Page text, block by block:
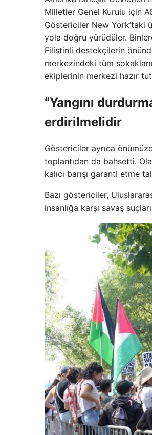
Milletler Genel Kurulu için
Göstericiler New York’taki
yola doğru yürüdüler.
Filistinli destekçilerin
merkezindeki tüm
ekiplerinin merkezi hazır
“Yangını
erdirilmelidir
Göstericiler ayrıca
toplantıdan da bahsetti.
kalıcı barışı garanti etme
Bazı göstericiler,
insanlığa karşı savaş